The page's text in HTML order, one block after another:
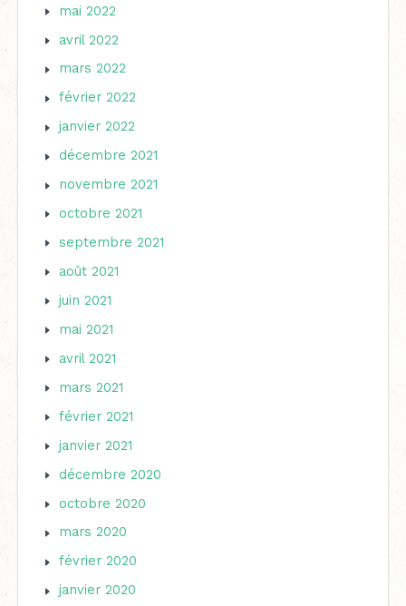
mai 2022
avril 2022
mars 2022
février 2022
janvier 2022
décembre 2021
novembre 2021
octobre 2021
septembre 2021
août 2021
juin 2021
mai 2021
avril 2021
mars 2021
février 2021
janvier 2021
décembre 2020
octobre 2020
mars 2020
février 2020
janvier 2020